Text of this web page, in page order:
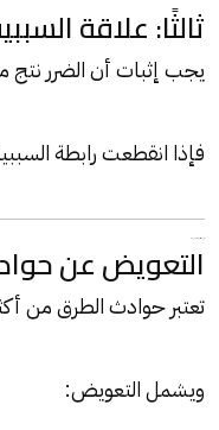
ثالثًا: علاقة
يجب إثبات أن الضرر نتج
فإذا انقطعت رابطة
التعويض عن
تعتبر حوادث الطرق من
ويشمل التعويض: